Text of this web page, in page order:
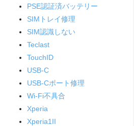
PSE認証済バッテリー
SIMトレイ修理
SIM認識しない
Teclast
TouchID
USB-C
USB-Cポート修理
Wi-Fi不具合
Xperia
Xperia1II